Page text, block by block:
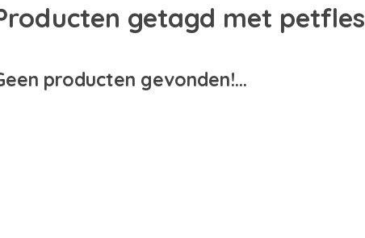
getagd met petfles
producten gevonden!...